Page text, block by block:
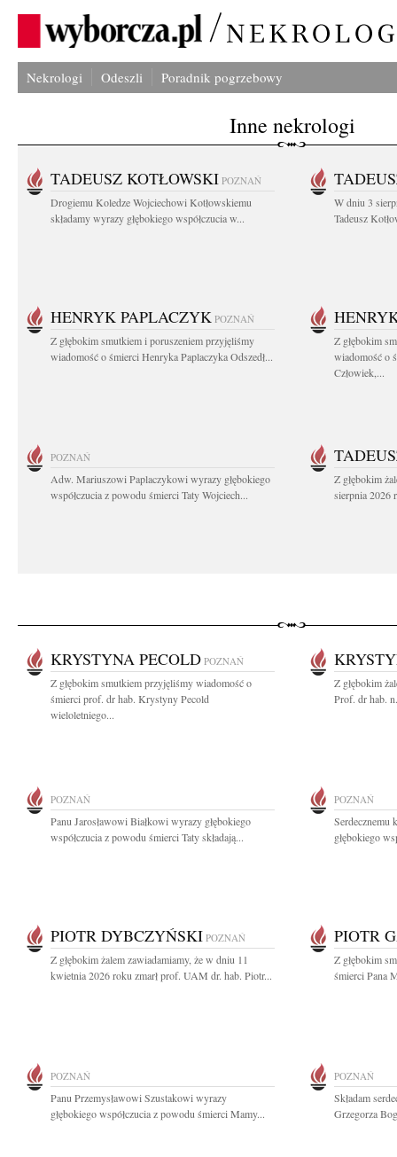
Nekrologi Odeszli Poradnik pogrzebowy
Inne nekrologi
TADEUSZ KOTŁOWSKI POZNAŃ
Drogiemu Koledze Wojciechowi Kotłowskiemu
składamy wyrazy głębokiego współczucia w...
W dniu 3
Tadeusz
HENRYK PAPLACZYK POZNAŃ
Z głębokim smutkiem i poruszeniem przyjęliśmy
wiadomość o śmierci Henryka Paplaczyka Odszedł...
Z głębokim
wiadomość o
Człowiek,...
POZNAŃ
Adw. Mariuszowi Paplaczykowi wyrazy głębokiego
współczucia z powodu śmierci Taty Wojciech...
Z głębokim
sierpnia 2026
KRYSTYNA PECOLD POZNAŃ
Z głębokim smutkiem przyjęliśmy wiadomość o
śmierci prof. dr hab. Krystyny Pecold
wieloletniego...
Z głębokim
Prof. dr hab.
POZNAŃ
Panu Jarosławowi Białkowi wyrazy głębokiego
współczucia z powodu śmierci Taty składają...
POZNAŃ
Serdecznemu
głębokiego
PIOTR DYBCZYŃSKI POZNAŃ
Z głębokim żalem zawiadamiamy, że w dniu 11
kwietnia 2026 roku zmarł prof. UAM dr. hab. Piotr...
PIOTR
Z głębokim
śmierci Pana
POZNAŃ
Panu Przemysławowi Szustakowi wyrazy
głębokiego współczucia z powodu śmierci Mamy...
POZNAŃ
Składam
Grzegorza